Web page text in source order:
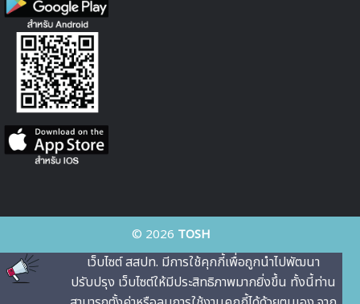
© 2026 TOSH
เว็บไซต์ สสปท. มีการใช้คุกกี้เพื่อถูกนําไปพัฒนา
ปรับปรุง เว็บไซต์ให้มีประสิทธิภาพมากยิ่งขึ้น ทั้งนี้ท่าน